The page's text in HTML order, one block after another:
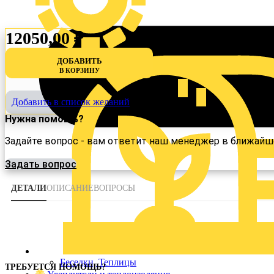
Беседки, Теплицы
Утеплители и теплоизоляция
Утеплители
Фасад
Сайдинг
Металлосайдинг
Элементы кровли
Доборные элементы
Поиск товаров
Войти Беседки, Теплицы
12050,00₽
ДОБАВИТЬ
В КОРЗИНУ
Добавить в список желаний
Нужна помощь?
Задайте вопрос - вам ответит наш менеджер в
Задать вопрос
ДЕТАЛИОПИСАНИЕВОПРОСЫ
ТРЕБУЕТСЯ ПОМОЩЬ?